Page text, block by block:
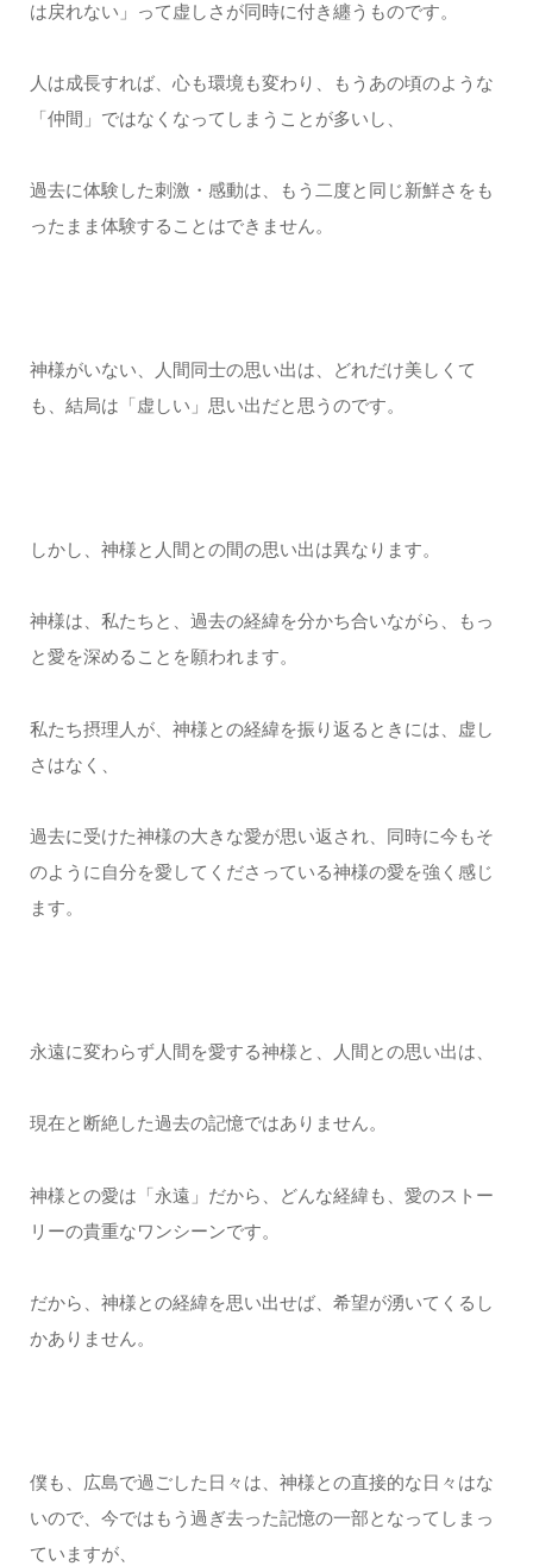
は戻れない」って虚しさが同時に付き纏うものです。
人は成長すれば、心も環境も変わり、もうあの頃のような
「仲間」ではなくなってしまうことが多いし、
過去に体験した刺激・感動は、もう二度と同じ新鮮さをも
ったまま体験することはできません。
神様がいない、人間同士の思い出は、どれだけ美しくて
も、結局は「虚しい」思い出だと思うのです。
しかし、神様と人間との間の思い出は異なります。
神様は、私たちと、過去の経緯を分かち合いながら、もっ
と愛を深めることを願われます。
私たち摂理人が、神様との経緯を振り返るときには、虚し
さはなく、
過去に受けた神様の大きな愛が思い返され、同時に今もそ
のように自分を愛してくださっている神様の愛を強く感じ
ます。
永遠に変わらず人間を愛する神様と、人間との思い出は、
現在と断絶した過去の記憶ではありません。
神様との愛は「永遠」だから、どんな経緯も、愛のストー
リーの貴重なワンシーンです。
だから、神様との経緯を思い出せば、希望が湧いてくるし
かありません。
僕も、広島で過ごした日々は、神様との直接的な日々はな
いので、今ではもう過ぎ去った記憶の一部となってしまっ
ていますが、